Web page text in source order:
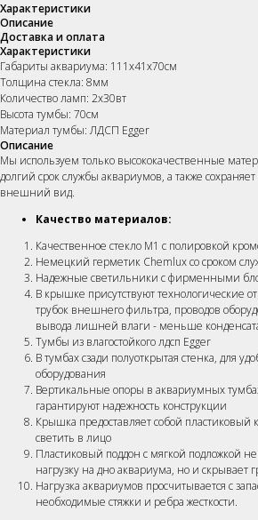
Характеристики
Описание
Доставка и оплата
Характеристики
Габариты аквариума: 111х41х70см
Толщина стекла: 8мм
Количество ламп: 2х30вт
Высота тумбы: 70см
Материал тумбы: ЛДСП Egger
Описание
Мы используем только высококачественные
долгий срок службы аквариумов, а также
внешний вид.
Качество материалов:
Качественное стекло М1 с полировкой
Немецкий герметик Chemlux со сроком
Надежные светильники c фирменными
В крышке присутствуют технологические
трубок внешнего фильтра, проводов
вывода лишней влаги - меньше
Тумбы из влагостойкого лдсп Egger
В тумбах сзади полуоткрытая стенка, для
оборудования
Вертикальные опоры в аквариумных
гарантируют надежность конструкции
Крышка предоставляет собой пластиковый
светить в лицо
Пластиковый поддон с мягкой подложкой
нагрузку на дно аквариума, но и скрывает
Нагрузка аквариумов просчитывается с
необходимые стяжки и ребра жесткости.